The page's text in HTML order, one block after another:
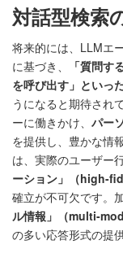
対話型検索
将来的には、LLMエ
に基づき、
「質問
を呼び出す」といっ
うになると期待され
ーに働きかけ、 パー
を提供し、豊かな情
は、実際のユーザー
ーション」（high-
確立が不可欠です。
ル情報」（multi-
の多い応答形式の提